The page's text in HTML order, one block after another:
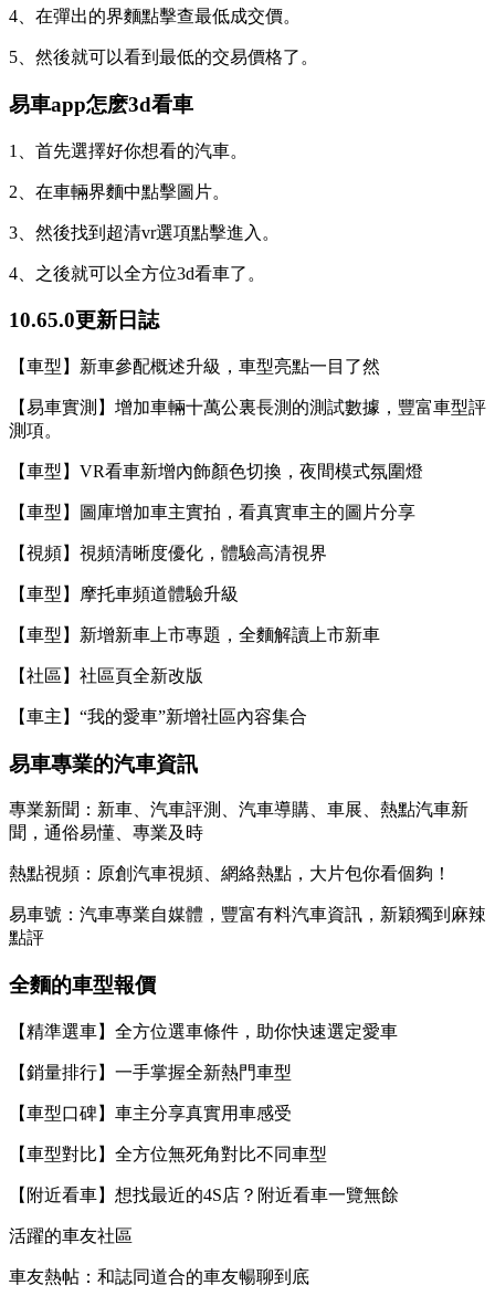
4、在彈出的界麵點擊查最低成交價。
5、然後就可以看到最低的交易價格了。
易車app怎麽3d看車
1、首先選擇好你想看的汽車。
2、在車輛界麵中點擊圖片。
3、然後找到超清vr選項點擊進入。
4、之後就可以全方位3d看車了。
10.65.0更新日誌
【車型】新車參配概述升級，車型亮點一目了然
【易車實測】增加車輛十萬公裏長測的測試數據，豐富車型評
測項。
【車型】VR看車新增內飾顏色切換，夜間模式氛圍燈
【車型】圖庫增加車主實拍，看真實車主的圖片分享
【視頻】視頻清晰度優化，體驗高清視界
【車型】摩托車頻道體驗升級
【車型】新增新車上市專題，全麵解讀上市新車
【社區】社區頁全新改版
【車主】“我的愛車”新增社區內容集合
易車專業的汽車資訊
專業新聞：新車、汽車評測、汽車導購、車展、熱點汽車新
聞，通俗易懂、專業及時
熱點視頻：原創汽車視頻、網絡熱點，大片包你看個夠！
易車號：汽車專業自媒體，豐富有料汽車資訊，新穎獨到麻辣
點評
全麵的車型報價
【精準選車】全方位選車條件，助你快速選定愛車
【銷量排行】一手掌握全新熱門車型
【車型口碑】車主分享真實用車感受
【車型對比】全方位無死角對比不同車型
【附近看車】想找最近的4S店？附近看車一覽無餘
活躍的車友社區
車友熱帖：和誌同道合的車友暢聊到底